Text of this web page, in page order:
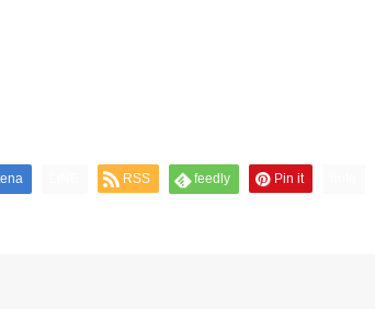
RSS feedly Pin it